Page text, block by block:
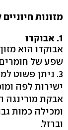
מזונות
1. אבוקדו
אבוקדו הוא
שפע של חומרים
3. ניתן פשוט
ישירות לפה
אבקת מורינגה
ומכילה כמות
וברזל.